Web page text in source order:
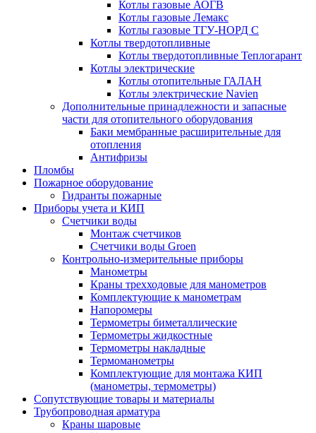
Котлы газовые АОГВ
Котлы газовые Лемакс
Котлы газовые ТГУ-НОРД С
Котлы твердотопливные
Котлы твердотопливные Теплогарант
Котлы электрические
Котлы отопительные ГАЛАН
Котлы электрические Navien
Дополнительные принадлежности и запасные
части для отопительного оборудования
Баки мембранные расширительные для
отопления
Антифризы
Пломбы
Пожарное оборудование
Гидранты пожарные
Приборы учета и КИП
Счетчики воды
Монтаж счетчиков
Счетчики воды Groen
Контрольно-измерительные приборы
Манометры
Краны трехходовые для манометров
Комплектующие к манометрам
Напоромеры
Термометры биметаллические
Термометры жидкостные
Термометры накладные
Термоманометры
Комплектующие для монтажа КИП
(манометры, термометры)
Сопутствующие товары и материалы
Трубопроводная арматура
Краны шаровые